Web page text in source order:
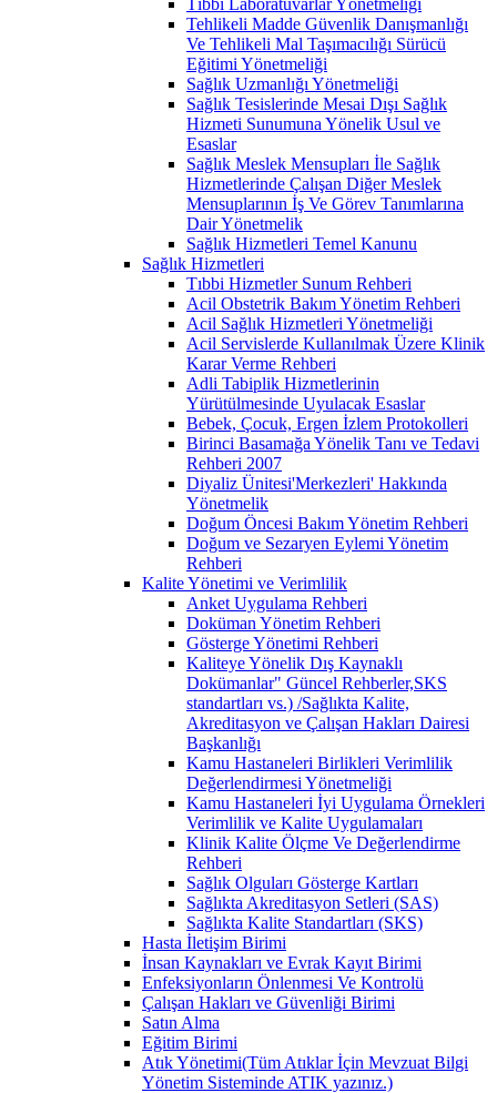
Tehlikeli Madde Güvenlik Danışmanlığı
Ve Tehlikeli Mal Taşımacılığı Sürücü
Eğitimi Yönetmeliği
Sağlık Uzmanlığı Yönetmeliği
Sağlık Tesislerinde Mesai Dışı Sağlık
Hizmeti Sunumuna Yönelik Usul ve
Esaslar
Sağlık Meslek Mensupları İle Sağlık
Hizmetlerinde Çalışan Diğer Meslek
Mensuplarının İş Ve Görev Tanımlarına
Dair Yönetmelik
Sağlık Hizmetleri Temel Kanunu
Sağlık Hizmetleri
Tıbbi Hizmetler Sunum Rehberi
Acil Obstetrik Bakım Yönetim Rehberi
Acil Sağlık Hizmetleri Yönetmeliği
Acil Servislerde Kullanılmak Üzere Klinik
Karar Verme Rehberi
Adli Tabiplik Hizmetlerinin
Yürütülmesinde Uyulacak Esaslar
Bebek, Çocuk, Ergen İzlem Protokolleri
Birinci Basamağa Yönelik Tanı ve Tedavi
Rehberi 2007
Diyaliz Ünitesi'Merkezleri' Hakkında
Yönetmelik
Doğum Öncesi Bakım Yönetim Rehberi
Doğum ve Sezaryen Eylemi Yönetim
Rehberi
Kalite Yönetimi ve Verimlilik
Anket Uygulama Rehberi
Doküman Yönetim Rehberi
Gösterge Yönetimi Rehberi
Kaliteye Yönelik Dış Kaynaklı
Dokümanlar" Güncel Rehberler,SKS
standartları vs.) /Sağlıkta Kalite,
Akreditasyon ve Çalışan Hakları Dairesi
Başkanlığı
Kamu Hastaneleri Birlikleri Verimlilik
Değerlendirmesi Yönetmeliği
Kamu Hastaneleri İyi Uygulama Örnekleri
Verimlilik ve Kalite Uygulamaları
Klinik Kalite Ölçme Ve Değerlendirme
Rehberi
Sağlık Olguları Gösterge Kartları
Sağlıkta Akreditasyon Setleri (SAS)
Sağlıkta Kalite Standartları (SKS)
Hasta İletişim Birimi
İnsan Kaynakları ve Evrak Kayıt Birimi
Enfeksiyonların Önlenmesi Ve Kontrolü
Çalışan Hakları ve Güvenliği Birimi
Satın Alma
Eğitim Birimi
Atık Yönetimi(Tüm Atıklar İçin Mevzuat Bilgi
Yönetim Sisteminde ATIK yazınız.)